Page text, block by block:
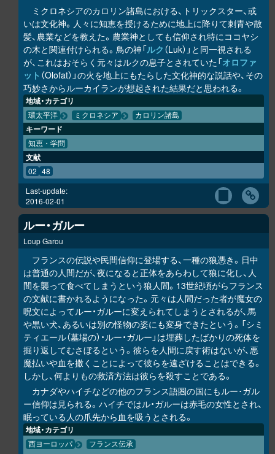
ミクロネシアのカロリン諸島における、トリックスター、或
いは文化神。人々に知恵を授けるために地上に降りて刺青や散
髪、農業などを教えた。農業神としても信仰され特にココヤシ
の木と関連付けられる。鳥の神「ルク （Luk）」と同一視される
が、これはおそらく元々はルクの息子とされていた「オロファ
ット （Olofat）」の火を地上にもたらした文化神的な説話や、その
巧妙さからルーカイランが想起された結果だと思われる。
地域・カテゴリ
環太平洋 ミクロネシア カロリン諸島
キーワード
知恵・学問
文献
02 48
Last-update:
2016-02-01
ルー・ガルー
Loup Garou
フランスの伝説や民間信仰に登場する、一種の狼憑き。日中
は普通の人間だが、夜になると正体をあらわして狼に化し、人
間を襲って食べてしまうという狼人間。13世紀頃がらフランス
の文献に書かれるようになった。元々は人間だった者が魔女の
呪文によってルー・ガルーに変えられてしまうとされるが、馬
や黒い犬、あるいは別の怪物の姿にも変身できたという。「シミ
ティエール（墓場の）・ルー・ガルー」は埋葬したばかりの死体を
掘り返してむさぼるという。彼らを人間に戻す術はないが、悪
魔払いや血を撒くことによって彼らを遠ざけることはできる。
しかし、何よりもの救済方法は彼らを殺すことである。
カナダやハイチなどの他のフランス語圏の国にもルー･ガル
ー信仰は見られる。ハイチではル・ガルーは赤毛の女性とされ、
眠っている人の爪先から血を吸うとされる。
地域・カテゴリ
西ヨーロッパ
フランス伝承